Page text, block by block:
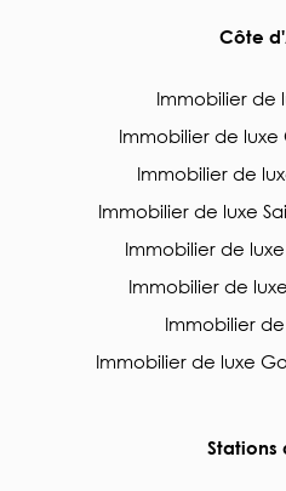
Côte
Immobilier de
Immobilier de luxe
Immobilier de
Immobilier de luxe
Immobilier de
Immobilier de
Immobilier
Immobilier de luxe
Stations